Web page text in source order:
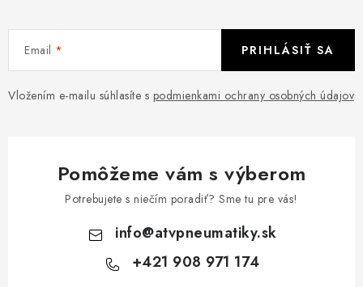
Email
Vložením e-mailu súhlasíte s podmienkami ochrany osobných údajov
PRIHLÁSIŤ SA
Pomôžeme vám s výberom
Potrebujete s niečím poradiť? Sme tu pre vás!
info@atvpneumatiky.sk
+421 908 971 174